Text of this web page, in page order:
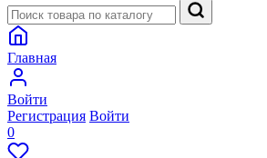
Главная
Войти
Регистрация Войти
0